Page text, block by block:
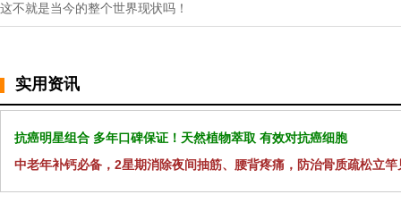
这不就是当今的整个世界现状吗！
实用资讯
抗癌明星组合 多年口碑保证！天然植物萃取 有效对抗癌细胞
中老年补钙必备，2星期消除夜间抽筋、腰背疼痛，防治骨质疏松立竿